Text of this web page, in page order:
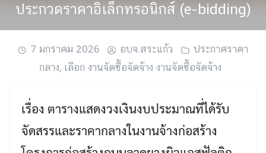
ประกวดราคาอิเล็กทรอนิกส์ (e-bidding)
7 มกราคม 2026 อบจ.สระแก้ว
ประกาศราคา
กลาง, เลือก งานจัดซื้อจัดจ้าง งานจัดซื้อจัดจ้าง
เรื่อง ตารางแสดงวงเงินงบประมาณที่ได้รับ
จัดสรรและราคากลางในงานจ้างก่อสร้าง